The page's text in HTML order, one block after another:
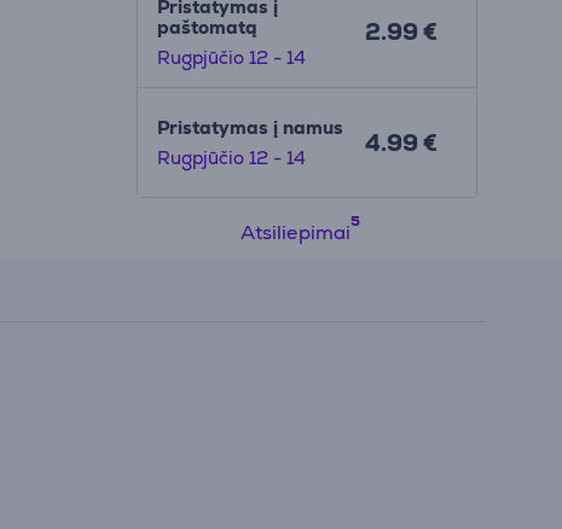
Pristatymas į
paštomatą
Rugpjūčio 12 - 14
2.99 €
Pristatymas į namus
Rugpjūčio 12 - 14
4.99 €
Atsiliepimai